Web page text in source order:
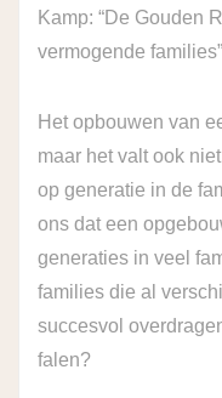
Kamp: “De Gouden
vermogende
Het opbouwen van
maar het valt ook
op generatie in de
ons dat een
generaties in veel
families die al
succesvol
falen?